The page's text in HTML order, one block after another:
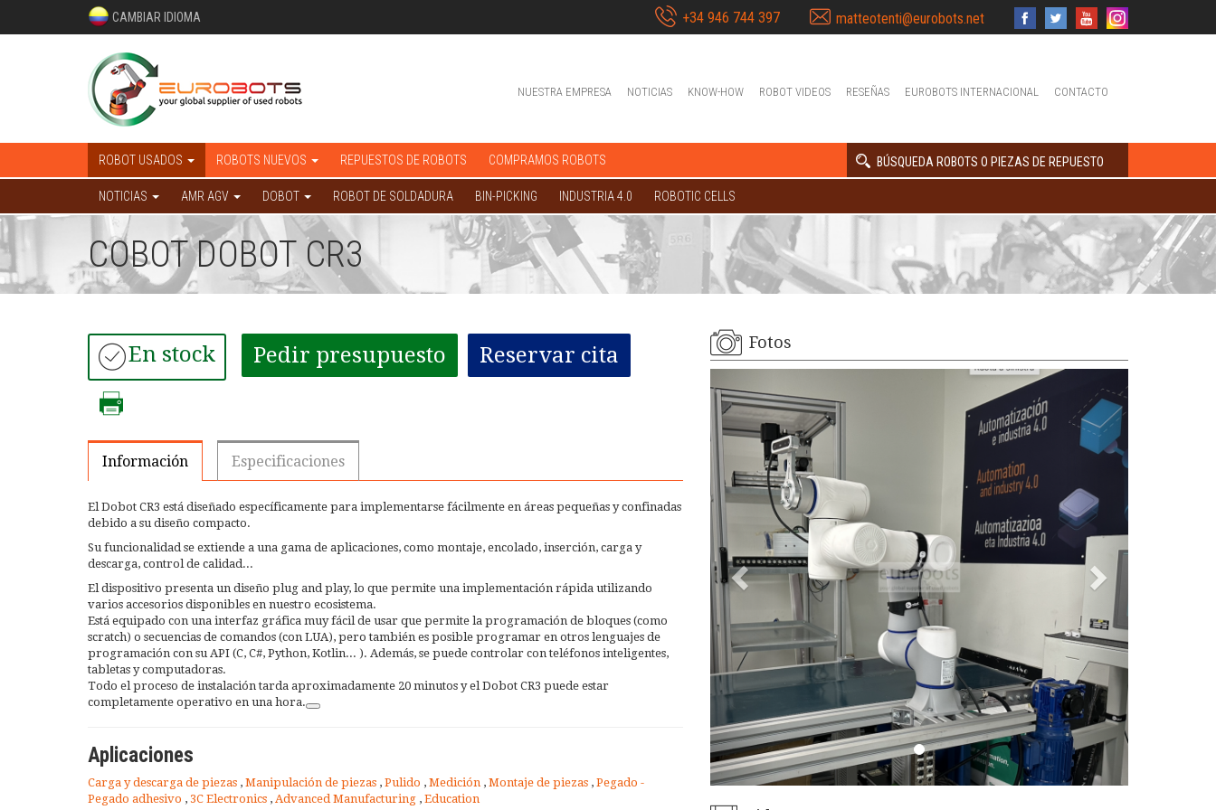
CAMBIAR IDIOMA +34 946 744 397 matteotenti@eurobots.net
NUESTRA EMPRESA NOTICIAS KNOW-HOW ROBOT VIDEOS RESEÑAS EUROBOTS INTERNACIONAL CONTACTO
ROBOT USADOS ROBOTS NUEVOS REPUESTOS DE ROBOTS COMPRAMOS ROBOTS BÚSQUEDA ROBOTS O PIEZAS DE REPUESTO
NOTICIAS AMR AGV DOBOT ROBOT DE SOLDADURA BIN-PICKING INDUSTRIA 4.0 ROBOTIC CELLS
COBOT DOBOT CR3
En stock Pedir presupuesto Reservar cita
Información Especificaciones
El Dobot CR3 está diseñado específicamente para implementarse fácilmente en áreas pequeñas y confinadas
debido a su diseño compacto.
Su funcionalidad se extiende a una gama de aplicaciones, como montaje, encolado, inserción, carga y
descarga, control de calidad...
El dispositivo presenta un diseño plug and play, lo que permite una implementación rápida utilizando
varios accesorios disponibles en nuestro ecosistema.
Está equipado con una interfaz gráfica muy fácil de usar que permite la programación de bloques (como
scratch) o secuencias de comandos (con LUA), pero también es posible programar en otros lenguajes de
programación con su API (C, C#, Python, Kotlin... ). Además, se puede controlar con teléfonos inteligentes,
tabletas y computadoras.
Todo el proceso de instalación tarda aproximadamente 20 minutos y el Dobot CR3 puede estar
completamente operativo en una hora.
Aplicaciones
Carga y descarga de piezas , Manipulación de piezas , Pulido , Medición , Montaje de piezas , Pegado -
Pegado adhesivo , 3C Electronics , Advanced Manufacturing , Education
Fotos